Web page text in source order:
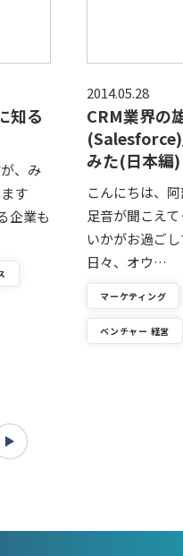
知る
、み
す
企業も
CRM業界の
みた(日本編)
2014.05.28
こんにちは、
足音が聞こえ
いかがお過ご
日々、オウ…
マーケティング
ベンチャー 経営